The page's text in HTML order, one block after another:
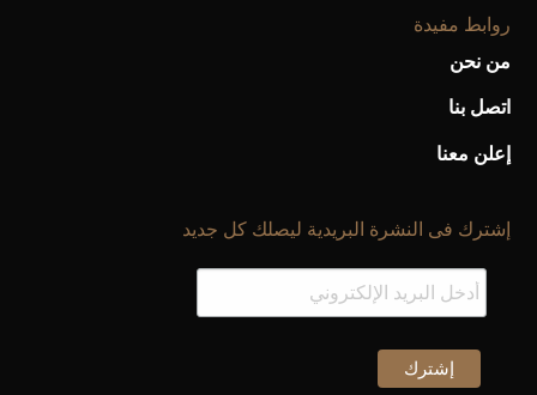
روابط مفيدة
من نحن
اتصل بنا
إعلن معنا
إشترك فى النشرة البريدية ليصلك كل جديد